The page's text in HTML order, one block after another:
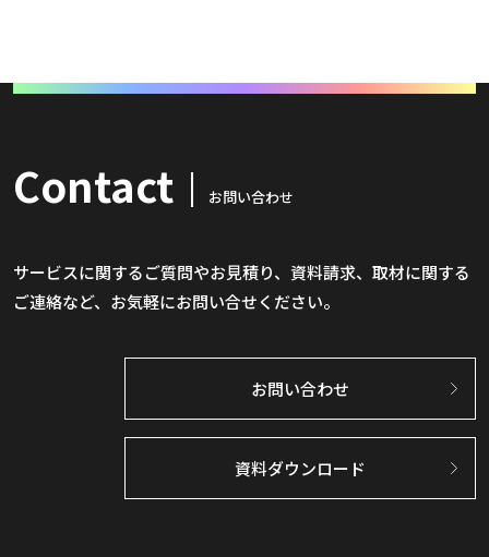
Contact お問い合わせ
サービスに関するご質問やお見積り、資料請求、取材に関する
ご連絡など、お気軽にお問い合せください。
お問い合わせ
資料ダウンロード